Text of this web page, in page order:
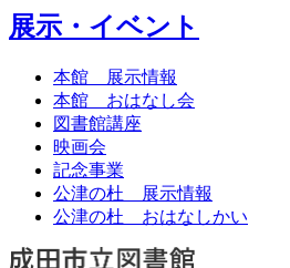
展示・イベント
本館 展示情報
本館 おはなし会
図書館講座
映画会
記念事業
公津の杜 展示情報
公津の杜 おはなしかい